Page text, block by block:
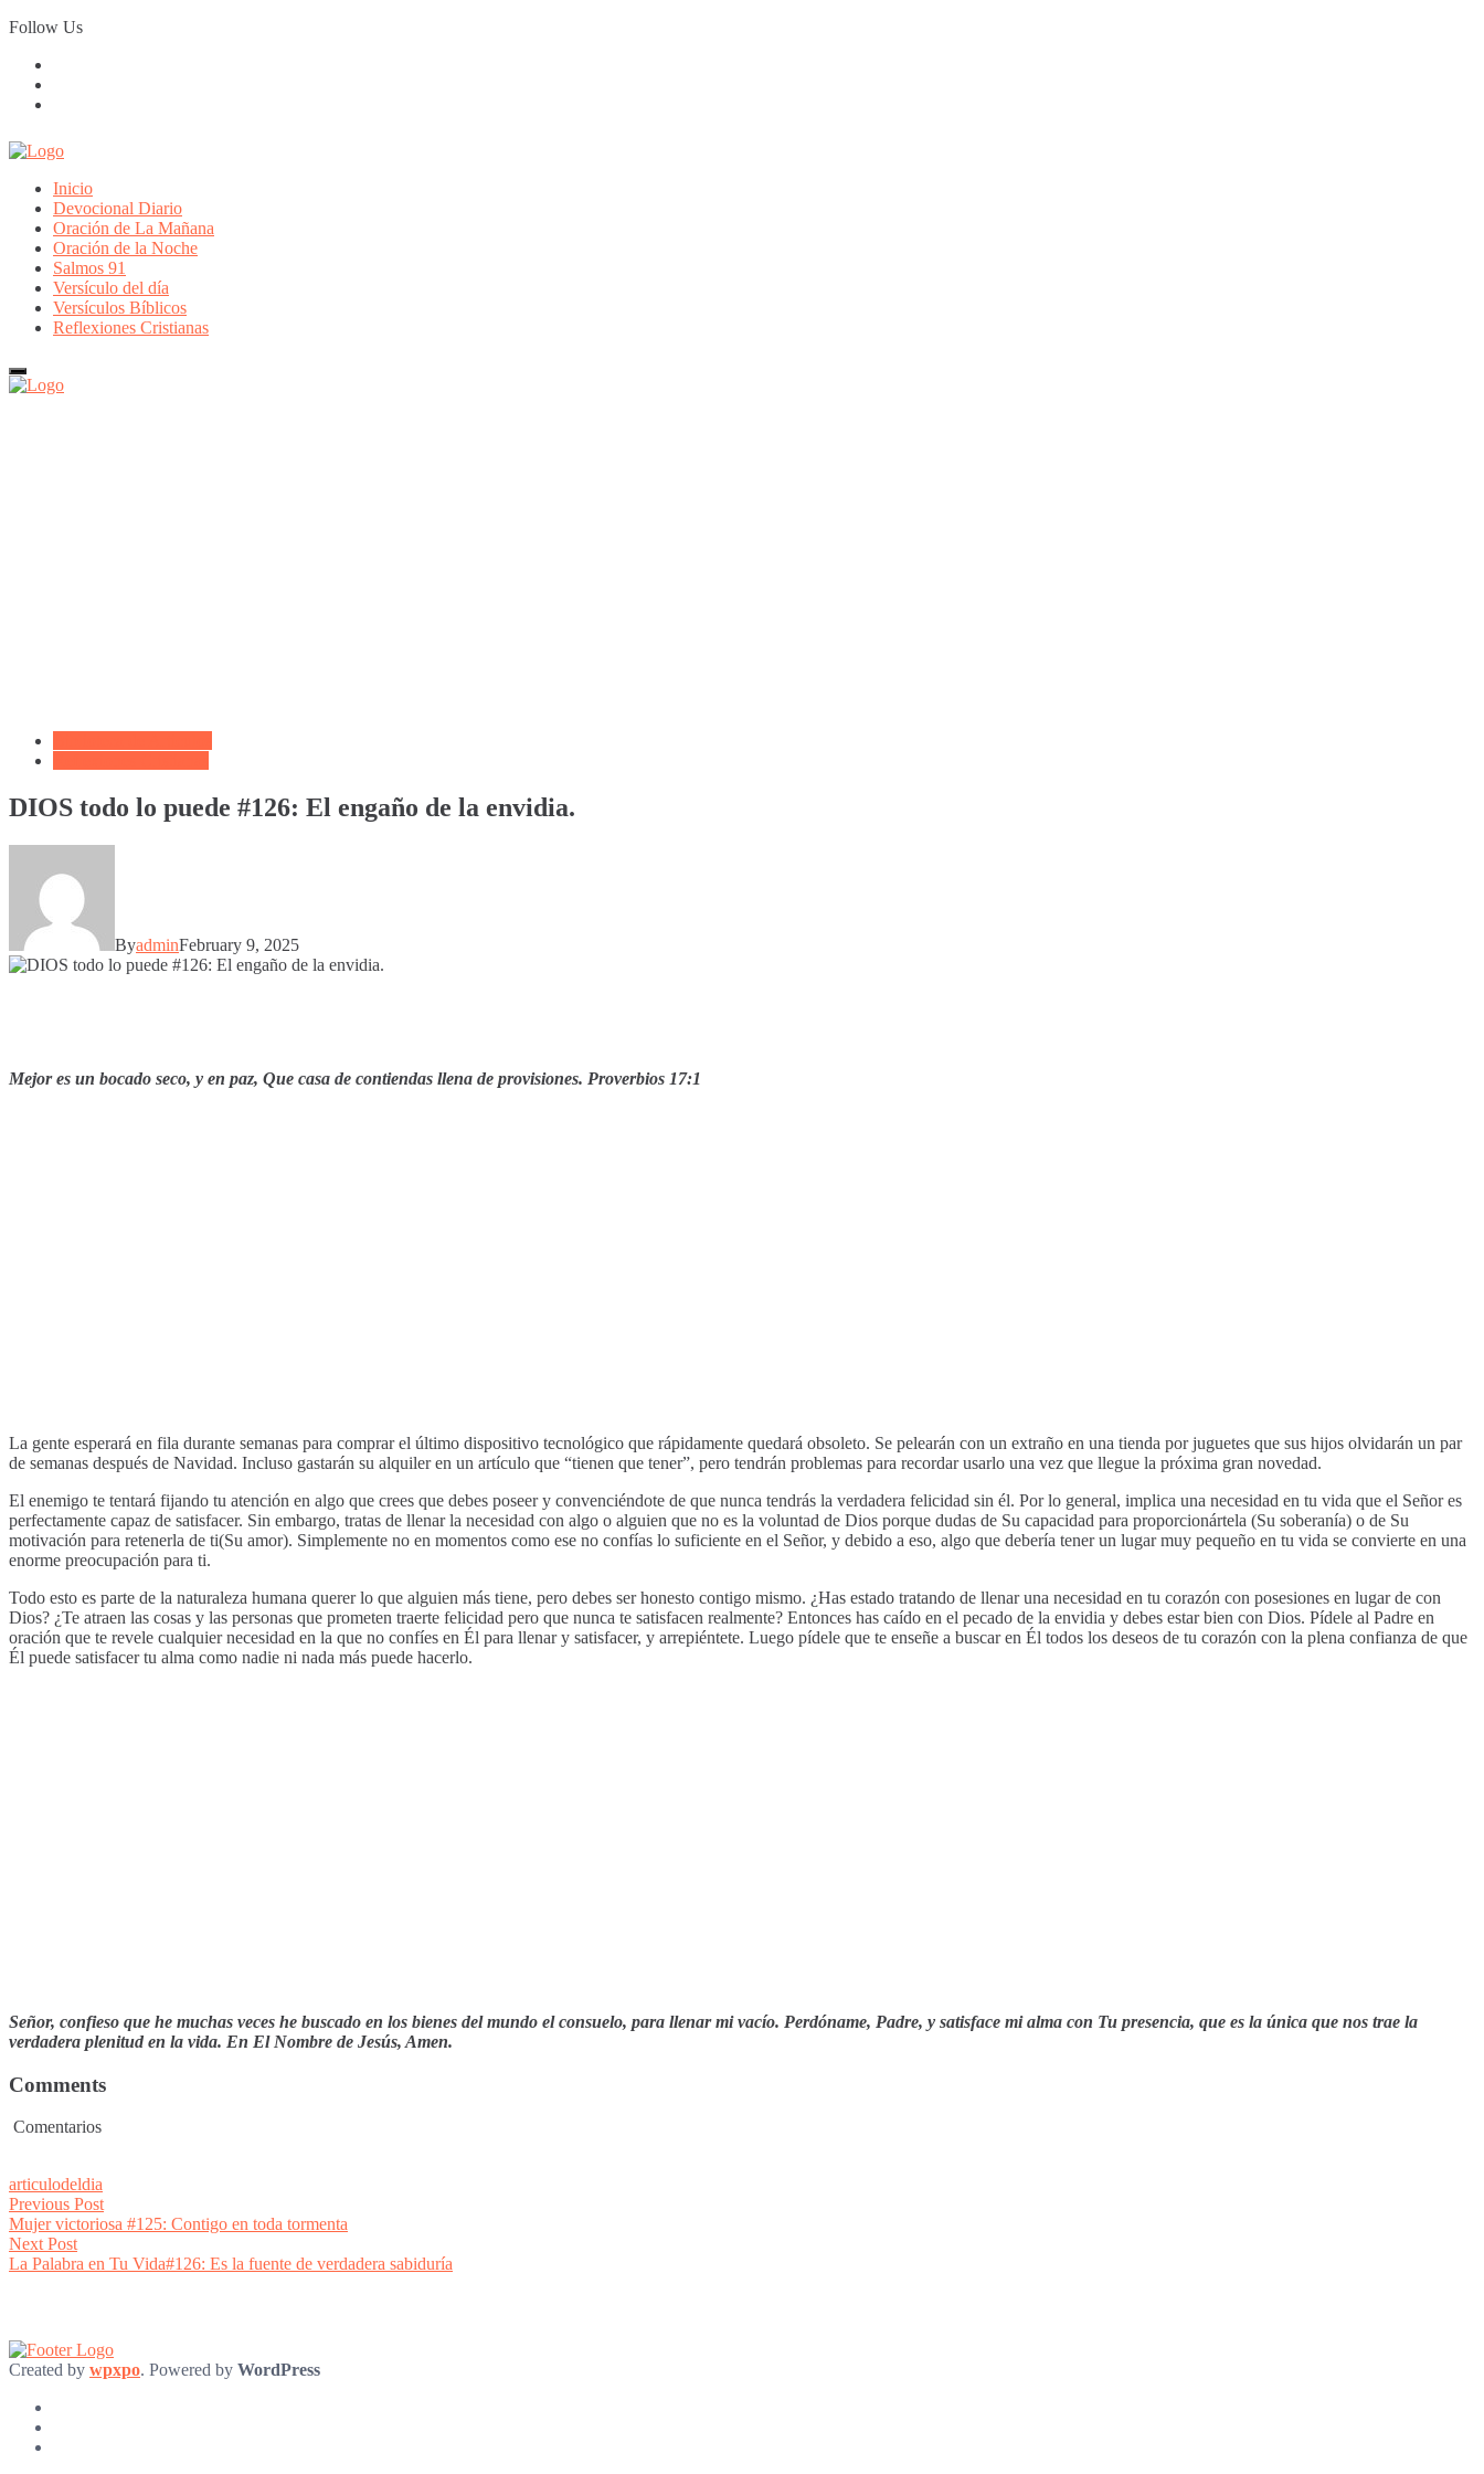
Skip
to
Follow Us
Inicio
Devocional Diario
Oración de La Mañana
Oración de la Noche
Salmos 91
Versículo del día
Versículos Bíblicos
Reflexiones Cristianas
DIOS todo lo puede #126: El engaño de la envidia.
ByadminFebruary 9, 2025
Mejor es un bocado seco, y en paz, Que casa de contiendas llena de provisiones. Proverbios 17:1
La gente esperará en fila durante semanas para comprar el último dispositivo tecnológico que rápidamente quedará obsoleto. Se pelearán con un extraño en una tienda por juguetes que sus hijos olvidarán un par
de semanas después de Navidad. Incluso gastarán su alquiler en un artículo que “tienen que tener”, pero tendrán problemas para recordar usarlo una vez que llegue la próxima gran novedad.
El enemigo te tentará fijando tu atención en algo que crees que debes poseer y convenciéndote de que nunca tendrás la verdadera felicidad sin él. Por lo general, implica una necesidad en tu vida que el Señor es
perfectamente capaz de satisfacer. Sin embargo, tratas de llenar la necesidad con algo o alguien que no es la voluntad de Dios porque dudas de Su capacidad para proporcionártela (Su soberanía) o de Su
motivación para retenerla de ti(Su amor). Simplemente no en momentos como ese no confías lo suficiente en el Señor, y debido a eso, algo que debería tener un lugar muy pequeño en tu vida se convierte en una
enorme preocupación para ti.
Todo esto es parte de la naturaleza humana querer lo que alguien más tiene, pero debes ser honesto contigo mismo. ¿Has estado tratando de llenar una necesidad en tu corazón con posesiones en lugar de con
Dios? ¿Te atraen las cosas y las personas que prometen traerte felicidad pero que nunca te satisfacen realmente? Entonces has caído en el pecado de la envidia y debes estar bien con Dios. Pídele al Padre en
oración que te revele cualquier necesidad en la que no confíes en Él para llenar y satisfacer, y arrepiéntete. Luego pídele que te enseñe a buscar en Él todos los deseos de tu corazón con la plena confianza de que
Él puede satisfacer tu alma como nadie ni nada más puede hacerlo.
Señor, confieso que he muchas veces he buscado en los bienes del mundo el consuelo, para llenar mi vacío. Perdóname, Padre, y satisface mi alma con Tu presencia, que es la única que nos trae la
verdadera plenitud en la vida. En El Nombre de Jesús, Amen.
Comments
Comentarios
articulodeldia
Post
navigation
Previous PostPrevious
post:
Mujer victoriosa #125: Contigo en toda tormenta
Next PostNext
post:
La Palabra en Tu Vida#126: Es la fuente de verdadera sabiduría
Created by wpxpo. Powered by WordPress